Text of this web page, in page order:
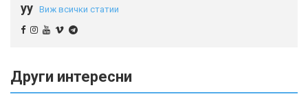
yy Виж всички статии
Други интересни